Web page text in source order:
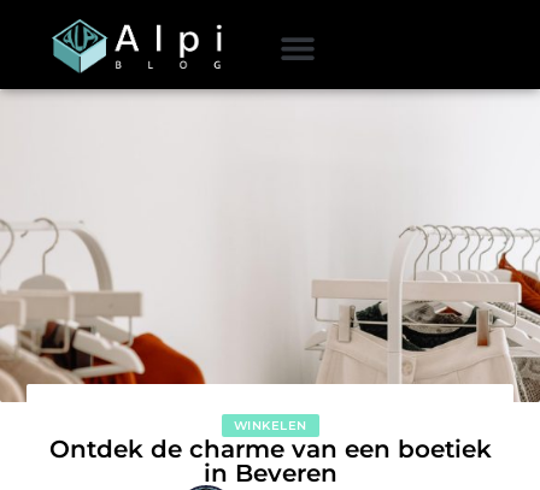
WINKELEN
Ontdek de charme van een boetiek
in Beveren